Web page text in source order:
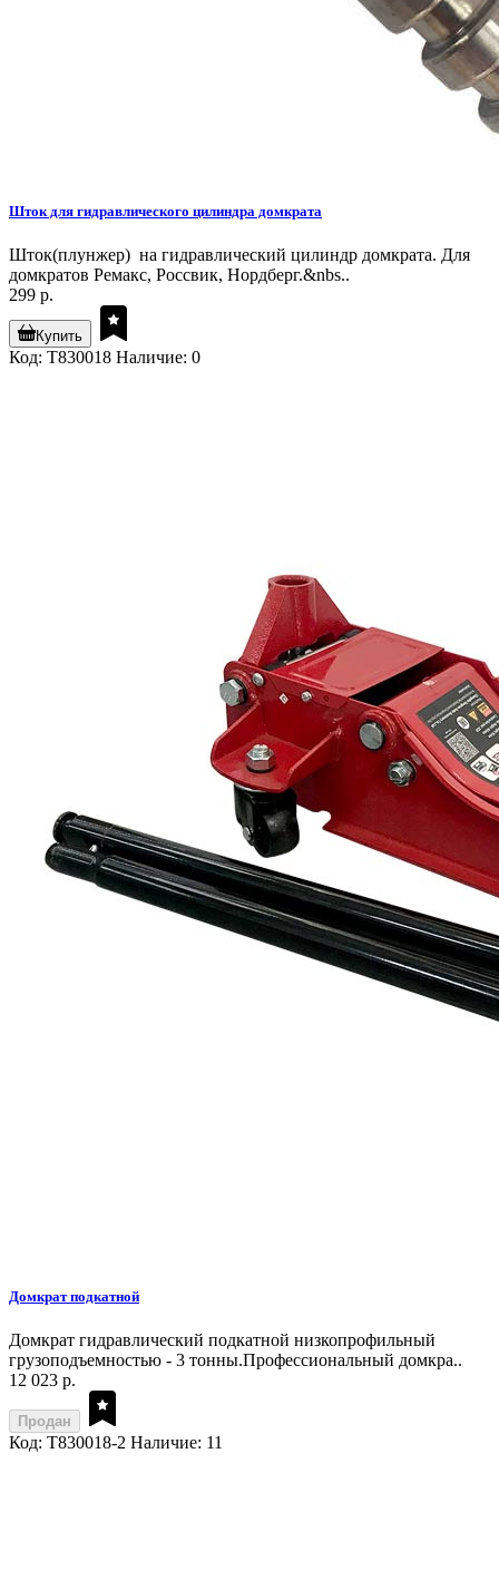
Шток для гидравлического цилиндра домкрата
Шток(плунжер) на гидравлический цилиндр домкрата. Для
домкратов Ремакс, Россвик, Нордберг.&nbs..
299 р.
Купить
Код: T830018 Наличие: 0
Домкрат подкатной
Домкрат гидравлический подкатной низкопрофильный
грузоподъемностью - 3 тонны.Профессиональный домкра..
12 023 р.
Продан
Код: T830018-2 Наличие: 11